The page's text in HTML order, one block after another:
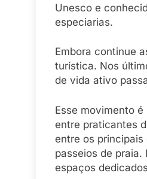
Unesco e
especiarias.
Embora continue
turística. Nos
de vida ativo
Esse movimento
entre praticantes
entre os
passeios de
espaços